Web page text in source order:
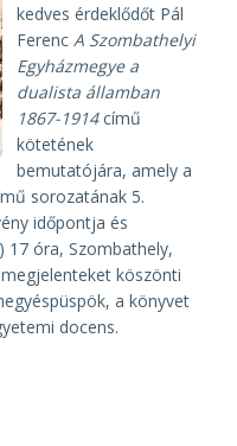
kedves érdeklődőt Pál
Ferenc A Szombathelyi
Egyházmegye a
dualista államban
1867-1914című
kötetének
bemutatójára, amely a
sorozatának 5.
időpontja és
17 óra, Szombathely,
megjelenteket köszönti
a könyvet
docens.